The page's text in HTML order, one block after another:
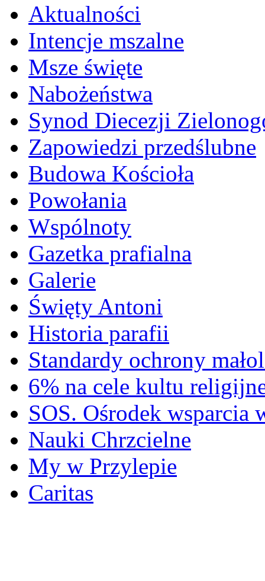
Aktualności
Intencje mszalne
Msze święte
Nabożeństwa
Synod Diecezji
Zapowiedzi przedślubne
Budowa Kościoła
Powołania
Wspólnoty
Gazetka prafialna
Galerie
Święty Antoni
Historia parafii
Standardy ochrony
6% na cele kultu
SOS. Ośrodek wsparcia
Nauki Chrzcielne
My w Przylepie
Caritas